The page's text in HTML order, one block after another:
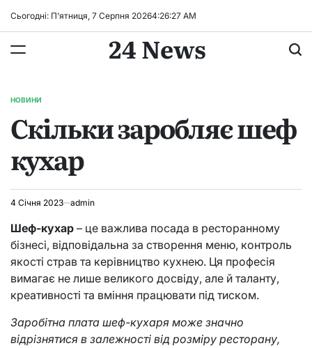
Сьогодні: П’ятниця, 7 Серпня 20264:26:28 AM
24 News
ОПУБЛІКУВАТИ
НОВИНИ
Скільки заробляє шеф
кухар
4 Січня 2023 admin
Шеф-кухар – це важлива посада в ресторанному
бізнесі, відповідальна за створення меню, контроль
якості страв та керівництво кухнею. Ця професія
вимагає не лише великого досвіду, але й таланту,
креативності та вміння працювати під тиском.
Заробітна плата шеф-кухаря може значно
відрізнятися в залежності від розміру ресторану,